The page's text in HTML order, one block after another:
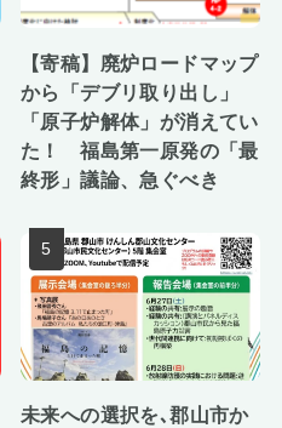
【寄稿】廃炉ロードマップ
から「デブリ取り出し」
「原子炉解体」が消えてい
た！ 福島第一原発の「最
終形」議論、急ぐべき
未来への選択を､郡山市か